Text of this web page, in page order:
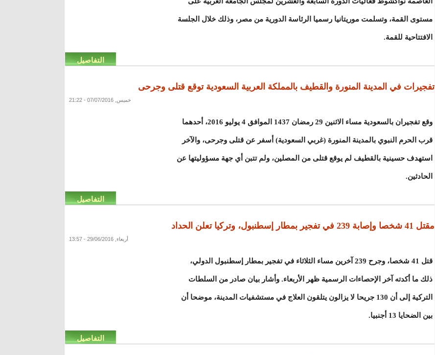
مستوى القمة، وتسلمت موريتانيا رسميا الرئاسة الدورية من مصر، وذلك خلال الجلسة
الافتتاحية للقمة.
التفاصيل
تفجيرات في المدينة المنورة والقطيف بالمملكة العربية السعودية توقع قتلى وجرحى
خميس, 07/07/2016 - 21:22
وقع تفجيران بالسعودية مساء الاثنين 29 رمضان 1437 الموافق 4 يوليو 2016، أحدهما
قرب الحرم النبوي بالمدينة المنورة (غربي السعودية) أسفر عن قتلى وجرحى، والآخر
استهدف حسينية بالقطيف لم يوقع قتلى من المصلين، ولم تتبن أي جهة مسؤوليتها عن
الحادثين.
التفاصيل
مقتل 41 شخصا وإصابة 239 في تفجير بمطار إسطنبول، وتركيا تعلن الحداد
أربعاء, 29/06/2016 - 13:57
قتل 41 شخصا، وجرح 239 آخرين مساء الثلاثاء في تفجير بمطار إسطنبول الدولي،
ذلك ما أكدته آخر الإحصاءات الرسمية ظهر الأربعاء. وأشار بيان صادر من السلطات
التركية إلى أن 130 جريحا لا يزالون يتلقون العلاج في مستشفيات المدينة، موضحا أن
بين الضحايا 13 أجنبيا.
التفاصيل